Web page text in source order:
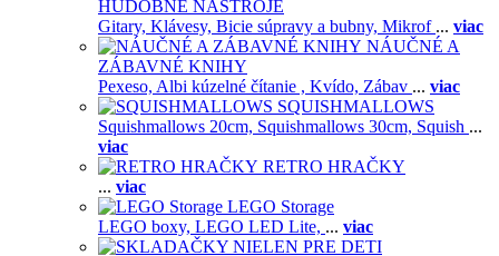
HUDOBNÉ NÁSTROJE
Gitary, Klávesy, Bicie súpravy a bubny, Mikrof ... viac
NÁUČNÉ A
ZÁBAVNÉ KNIHY
Pexeso, Albi kúzelné čítanie , Kvído, Zábav ... viac
SQUISHMALLOWS
Squishmallows 20cm, Squishmallows 30cm, Squish ...
viac
RETRO HRAČKY
... viac
LEGO Storage
LEGO boxy, LEGO LED Lite, ... viac